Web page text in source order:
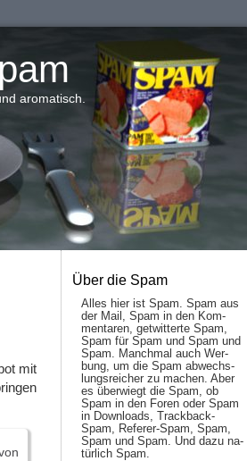
aromatisch.
mit
Über die Spam
Alles hier ist Spam. Spam aus
der Mail, Spam in den Kom­
men­taren, ge­twit­ter­te Spam,
Spam für Spam und Spam und
Spam. Manch­mal auch Wer­
bung, um die Spam ab­wechs­
lungs­reich­er zu mach­en. Aber
es über­wiegt die Spam, ob
Spam in den Fo­ren oder Spam
in Down­loads, Track­back-
Spam, Re­fe­rer-Spam, Spam,
Spam und Spam. Und da­zu na­
tür­lich Spam.